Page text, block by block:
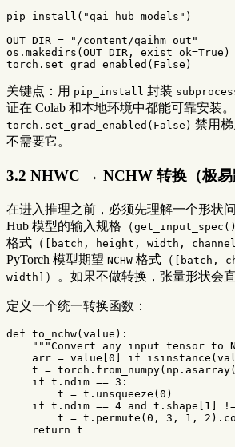
pip_install ( "qai_hub_models" )
OUT_DIR =
"/content/qaihm_out"
os . makedirs ( OUT_DIR , exist_ok=True )
torch . set_grad_enabled ( False )
关键点：用 pip_install 封装
证在 Colab 和本地环境中都能可靠安装。
torch.set_grad_enabled(False) 禁用
不需要它。
3.2 NHWC → NCHW 转换（极易
在进入推理之前，必须先理解一个形状
Hub 模型的输入规格（get_input_spec()
格式（ [batch, height, width,
PyTorch 模型期望 NCHW 格式（
[batch,
width]
）。如果不做转换，张量形状会直
定义一个统一转换函数：
def to_nchw( value ):
"""Convert any input tensor to
arr = value 0 if isinstance (
t = torch . from_numpy( np . asarray(
if t . ndim == 3 :
t = t . unsqueeze ( 0 )
if t . ndim == 4 and t . shape 1
t = t . permute ( 0 , 3 , 1 , 2 ).
return t